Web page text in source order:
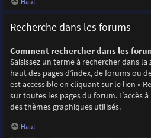
Recherche dans les forums
Comment rechercher dans les
Saisissez un terme à rechercher dans
haut des pages d’index, de forums ou
est accessible en cliquant sur le lien «
sur toutes les pages du forum. L’accès
des thèmes graphiques utilisés.
Haut